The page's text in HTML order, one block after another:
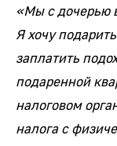
«Мы с дочерью
Я хочу
заплатить
подаренной
налоговом
налога с